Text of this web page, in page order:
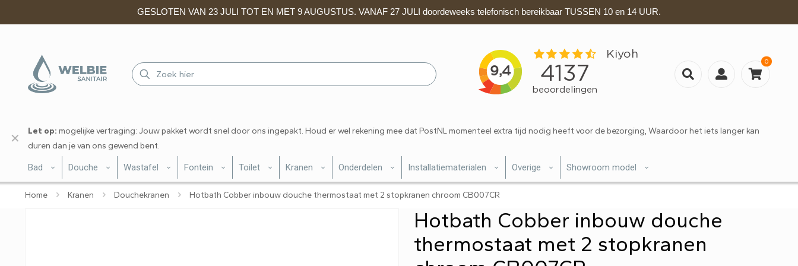
GESLOTEN VAN 23 JULI TOT EN MET 9 AUGUSTUS. VANAF 27 JULI doordeweeks telefonisch bereikbaar TUSSEN 10 en 14 UUR.
0
Let op: mogelijke vertraging: Jouw pakket wordt snel door ons ingepakt. Houd er wel rekening mee dat PostNL momenteel extra tijd nodig heeft voor de bezorging, Waardoor het iets langer kan
duren dan je van ons gewend bent.
✕
Bad Douche Wastafel Fontein Toilet Kranen Onderdelen Installatiematerialen Overige Showroom model
Home Kranen Douchekranen Hotbath Cobber inbouw douche thermostaat met 2 stopkranen chroom CB007CR
Hotbath Cobber inbouw douche
thermostaat met 2 stopkranen